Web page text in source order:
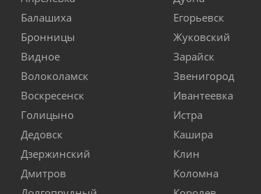
Балашиха
Бронницы
Видное
Волоколамск
Воскресенск
Голицыно
Дедовск
Дзержинский
Дмитров
Егорьевск
Жуковский
Зарайск
Звенигород
Ивантеевка
Истра
Кашира
Клин
Коломна